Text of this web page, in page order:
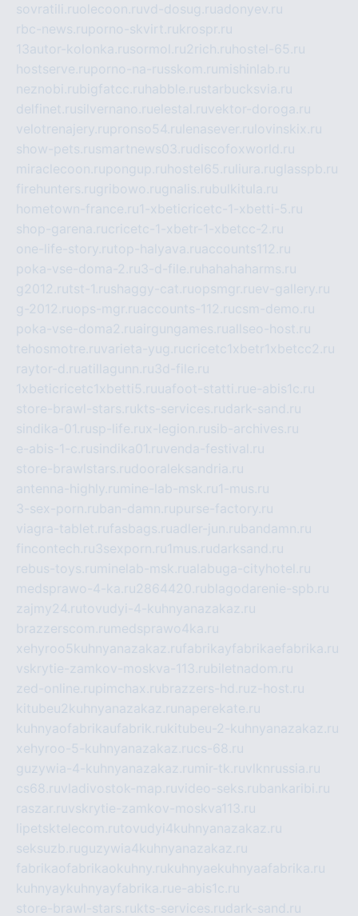
sovratili.ruolecoon.ruvd-dosug.ruadonyev.ru
rbc-news.ruporno-skvirt.rukrospr.ru
13autor-kolonka.rusormol.ru2rich.ru hostel-65.ru
hostserve.ruporno-na-russkom.ru mishinlab.ru
neznobi.rubigfatcc.ru habble.rustarbucksvia.ru
delfinet.rusilvernano.ruelestal.ruvektor-doroga.ru
velotrenajery.rupronso54.ru lenasever.ru lovinskix.ru
show-pets.rusmartnews03.rudiscofoxworld.ru
miraclecoon.rupongup.ru hostel65.ru liura.ruglasspb.ru
firehunters.rugribowo.rugnalis.rubulkitula.ru
hometown-france.ru1-xbeticricetc-1-xbetti-5.ru
shop-garena.rucricetc-1-xbetr-1-xbetcc-2.ru
one-life-story.rutop-halyava.ruaccounts112.ru
poka-vse-doma-2.ru3-d-file.ru hahahaharms.ru
g2012.rutst-1.rushaggy-cat.ruopsmgr.ruev-gallery.ru
g-2012.ruops-mgr.ruaccounts-112.rucsm-demo.ru
poka-vse-doma2.ruairgungames.ruallseo-host.ru
tehosmotre.ruvarieta-yug.rucricetc1xbetr1xbetcc2.ru
raytor-d.ruatillagunn.ru3d-file.ru
1xbeticricetc1xbetti5.ruuafoot-statti.rue-abis1c.ru
store-brawl-stars.rukts-services.rudark-sand.ru
sindika-01.rusp-life.rux-legion.rusib-archives.ru
e-abis-1-c.rusindika01.ruvenda-festival.ru
store-brawlstars.rudooraleksandria.ru
antenna-highly.ru mine-lab-msk.ru1-mus.ru
3-sex-porn.ruban-damn.rupurse-factory.ru
viagra-tablet.rufasbags.ruadler-jun.rubandamn.ru
fincontech.ru3sexporn.ru1mus.rudarksand.ru
rebus-toys.ru minelab-msk.rualabuga-cityhotel.ru
medsprawo-4-ka.ru2864420.rublagodarenie-spb.ru
zajmy24.rutovudyi-4-kuhnyanazakaz.ru
brazzerscom.ru medsprawo4ka.ru
xehyroo5kuhnyanazakaz.rufabrikayfabrikaefabrika.ru
vskrytie-zamkov-moskva-113.rubiletnadom.ru
zed-online.rupimchax.rubrazzers-hd.ruz-host.ru
kitubeu2kuhnyanazakaz.ru naperekate.ru
kuhnyaofabrikaufabrik.rukitubeu-2-kuhnyanazakaz.ru
xehyroo-5-kuhnyanazakaz.rucs-68.ru
guzywia-4-kuhnyanazakaz.ru mir-tk.ruvlknrussia.ru
cs68.ruvladivostok-map.ruvideo-seks.rubankaribi.ru
raszar.ruvskrytie-zamkov-moskva113.ru
lipetsktelecom.rutovudyi4kuhnyanazakaz.ru
seksuzb.ruguzywia4kuhnyanazakaz.ru
fabrikaofabrikaokuhny.rukuhnyaekuhnyaafabrika.ru
kuhnyaykuhnyayfabrika.rue-abis1c.ru
store-brawl-stars.rukts-services.rudark-sand.ru